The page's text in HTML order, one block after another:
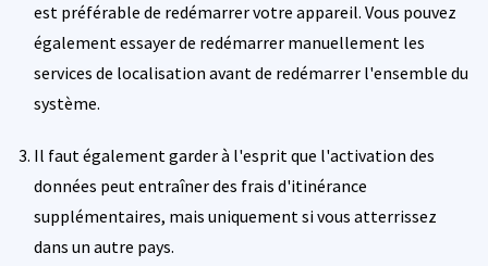
est préférable de redémarrer votre appareil. Vous pouvez
également essayer de redémarrer manuellement les
services de localisation avant de redémarrer l'ensemble du
système.
Il faut également garder à l'esprit que l'activation des
données peut entraîner des frais d'itinérance
supplémentaires, mais uniquement si vous atterrissez
dans un autre pays.